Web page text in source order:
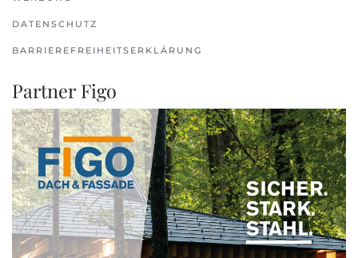
DATENSCHUTZ
BARRIEREFREIHEITSERKLÄRUNG
Partner Figo